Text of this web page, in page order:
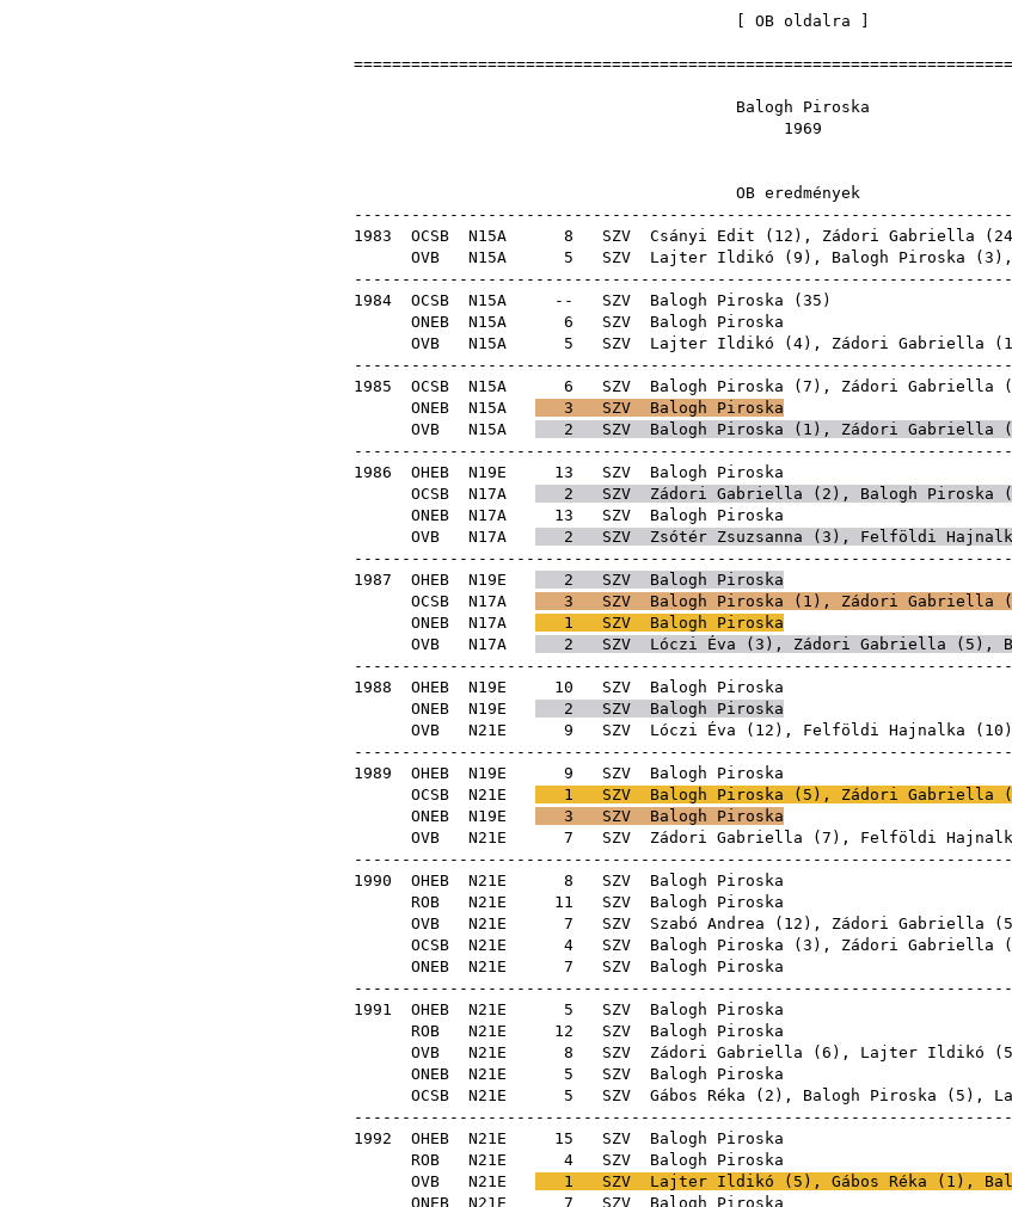
OB oldalra
Balogh
OB
1983 OCSB N15A 8 SZV Csányi Edit ( 12 ), Zádori Gabriella ( 24
OVB N15A 5 SZV Lajter Ildikó ( 9 ), Balogh Piroska ( 3
1984 OCSB N15A -- SZV Balogh Piroska ( 35
ONEB N15A 6 SZV Balogh
OVB N15A 5 SZV Lajter Ildikó ( 4), Zádori Gabriella ( 1
1985 OCSB N15A 6 SZV Balogh Piroska ( 7 ), Zádori Gabriella (
ONEB N15A 3 SZV Balogh Piroska
OVB N15A 2 SZV Balogh Piroska ( 1 ), Zádori Gabriella (
1986 OHEB N19E 13 SZV Balogh
OCSB N17A 2 SZV Zádori Gabriella ( 2 ), Balogh Piroska (
ONEB N17A 13 SZV Balogh
OVB N17A 2 SZV Zsótér Zsuzsanna ( 3 ), Felföldi
1987 OHEB N19E 2 SZV Balogh Piroska
OCSB N17A 3 SZV Balogh Piroska ( 1 ), Zádori Gabriella (
ONEB N17A 1 SZV Balogh Piroska
OVB N17A 2 SZV Lóczi Éva ( 3 ), Zádori Gabriella ( 5 ),
1988 OHEB N19E 10 SZV Balogh
ONEB N19E 2 SZV Balogh Piroska
OVB N21E 9 SZV Lóczi Éva ( 12 ), Felföldi Hajnalka ( 10
1989 OHEB N19E 9 SZV Balogh
OCSB N21E 1 SZV Balogh Piroska ( 5 ), Zádori Gabriella (
ONEB N19E 3 SZV Balogh Piroska
OVB N21E 7 SZV Zádori Gabriella ( 7 ), Felföldi
1990 OHEB N21E 8 SZV Balogh
ROB N21E 11 SZV Balogh
OVB N21E 7 SZV Szabó Andrea ( 12 ), Zádori Gabriella ( 5
OCSB N21E 4 SZV Balogh Piroska ( 3 ), Zádori Gabriella (
ONEB N21E 7 SZV Balogh
1991 OHEB N21E 5 SZV Balogh
ROB N21E 12 SZV Balogh
OVB N21E 8 SZV Zádori Gabriella ( 6 ), Lajter Ildikó ( 5
ONEB N21E 5 SZV Balogh
OCSB N21E 5 SZV Gábos Réka ( 2 ), Balogh Piroska ( 5 ),
1992 OHEB N21E 15 SZV Balogh
ROB N21E 4 SZV Balogh
OVB N21E 1 SZV Lajter Ildikó ( 5 ), Gábos Réka ( 1 ),
ONEB N21E 7 SZV Balogh